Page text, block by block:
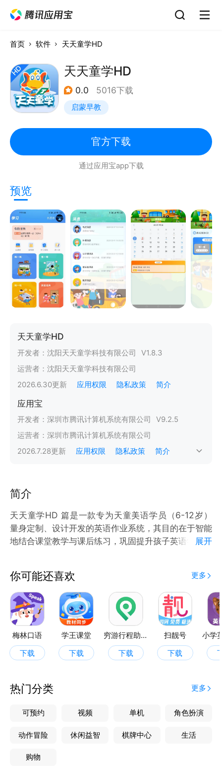
首页 软件 天天童学HD
天天童学HD
0.0 5016下载
启蒙早教
官方下载
通过应用宝app下载
预览
天天童学HD
开发者： 沈阳天天童学科技有限公司 V1.8.3
运营者： 沈阳天天童学科技有限公司
2026.6.30更新 应用权限 隐私政策 简介
应用宝
开发者： 深圳市腾讯计算机系统有限公司 V9.2.5
运营者： 深圳市腾讯计算机系统有限公司
2026.7.28更新 应用权限 隐私政策 简介
简介
天天童学HD 篇是一款专为天童美语学员（6-12岁）
量身定制、设计开发的英语作业系统，其目的在于智能
地结合课堂教学与课后练习，巩固提升孩子英语学习效
老师根据课堂学习内容，精心布置三大任务：课后复
习、作业、课前预习，合理安排学习时间，让孩子在完
成任务的过程中，潜移默化养成正确的学习习惯。
二、标准专业的语音系统，建立孩子良好的听、说基础
聘请美籍专业教师进行教材内容的录制，发音清晰标
准、语调地道；专业的语音测评系统，帮助孩子说得
对、说得好。
采用音频、图像、动画、文字等学习元素进行多元组
合，透过耳听、口说、眼看、手动等多感官结合，多
听、多说、多看、多练，有效锻炼孩子的语言表达能
四、循序渐进的题型设计，引导孩子掌握学习内容
题型设计，引导孩子逐步掌握所有的学习内容。
展开
你可能还喜欢 更多
梅林口语
下载
学王课堂
下载
穷游行程助手
下载
扫靓号
下载
热门分类 更多
可预约 视频 单机 角色扮演
动作冒险 休闲益智 棋牌中心 生活
购物